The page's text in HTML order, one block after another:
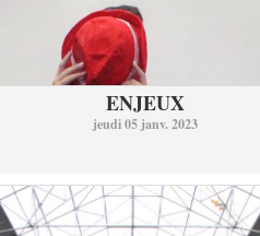
ENJEUX
jeudi 05 janv. 2023